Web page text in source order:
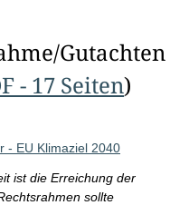
Gutachten
- 17 Seiten)
- EU Klimaziel 2040
ist die Erreichung der
sollte